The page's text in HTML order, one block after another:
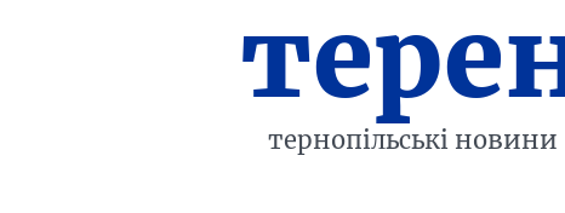
тернопільські новини